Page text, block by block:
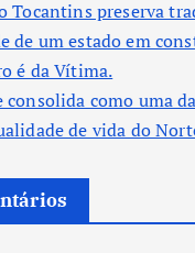
Tocantins preserva
de um estado em
é da Vítima.
consolida como uma
de vida do